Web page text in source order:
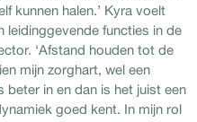
kunnen halen.’ Kyra voelt
leidinggevende functies in de
‘Afstand houden tot de
mijn zorghart, wel een
in en dan is het juist een
goed kent. In mijn rol